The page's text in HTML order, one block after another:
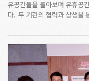
유공간들을 돌아보며 유휴공
다. 두 기관의 협력과 상생을